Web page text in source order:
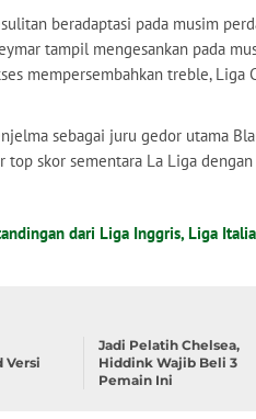
beradaptasi pada musim
tampil mengesankan pada
mempersembahkan treble, Liga
sebagai juru gedor utama
top skor sementara La Liga
dari Liga Inggris, Liga
Versi
Jadi Pelatih Chelsea,
Hiddink Wajib Beli 3
Pemain Ini